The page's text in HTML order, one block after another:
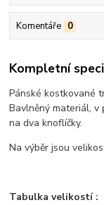
Komentáře 0
Kompletní
Pánské kostkované
Bavlněný materiál, v
na dva knoflíčky.
Na výběr jsou
Tabulka velikostí :